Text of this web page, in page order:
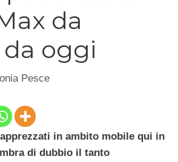
da
da oggi
Pesce
in ambito mobile qui in
di dubbio il tanto